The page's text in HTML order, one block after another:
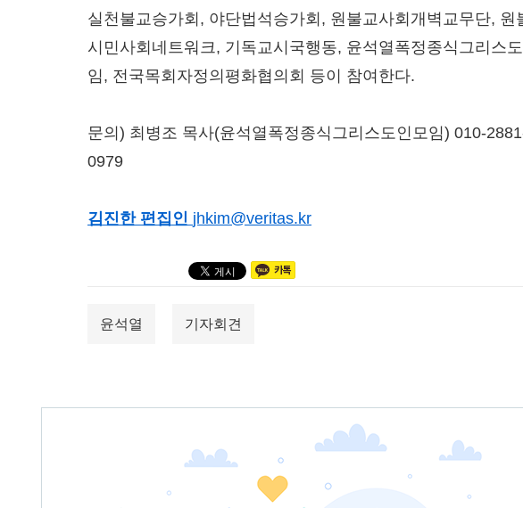
실천불교승가회, 야단법석승가회, 원불교사회개벽교무단, 원
시민사회네트워크, 기독교시국행동, 윤석열폭정종식그리스
임, 전국목회자정의평화협의회 등이 참여한다.
문의) 최병조 목사(윤석열폭정종식그리스도인모임) 010-
0979
김진한 편집인 jhkim@veritas.kr
윤석열 기자회견